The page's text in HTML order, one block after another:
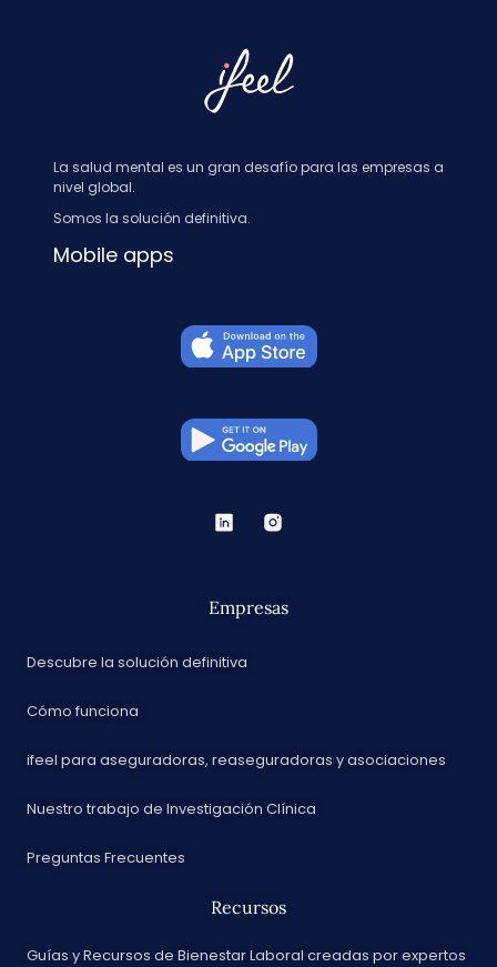
La salud mental es un gran desafío para las empresas a
nivel global.
Somos la solución definitiva.
Mobile apps
Empresas
Descubre la solución definitiva
Cómo funciona
ifeel para aseguradoras, reaseguradoras y asociaciones
Nuestro trabajo de Investigación Clínica
Preguntas Frecuentes
Recursos
Guías y Recursos de Bienestar Laboral creadas por expertos